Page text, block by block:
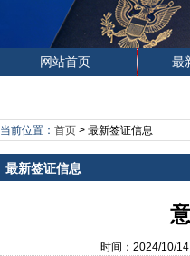
网站首页 最
当前位置： 首页> 最新签证信息
最新签证信息
时间：2024/10/